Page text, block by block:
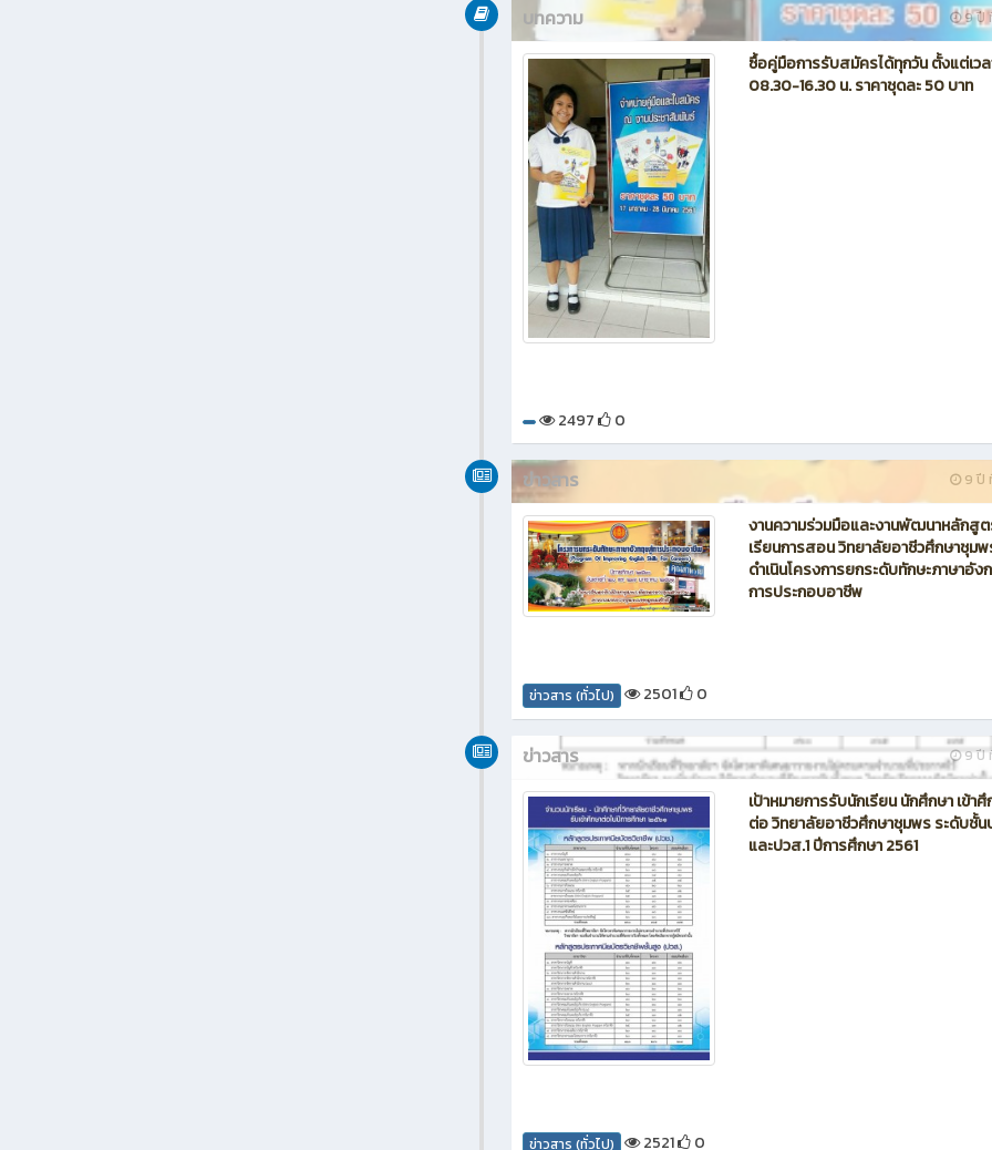
9 ปี
บทความ
ซื้อคู่มือการรับสมัครได้ทุกวัน ตั้งแต่เว
08.30-16.30 น. ราคาชุดละ 50 บาท
2497 0
9 ปี
ข่าวสาร
งานความร่วมมือและงานพัฒนาหลักสู
เรียนการสอน วิทยาลัยอาชีวศึกษาชุม
ดำเนินโครงการยกระดับทักษะภาษาอั
การประกอบอาชีพ
ข่าวสาร (ทั่วไป) 2501 0
9 ปี
ข่าวสาร
เป้าหมายการรับนักเรียน นักศึกษา เข้าศึ
ต่อ วิทยาลัยอาชีวศึกษาชุมพร ระดับชั้น
และปวส.1 ปีการศึกษา 2561
ข่าวสาร (ทั่วไป) 2521 0